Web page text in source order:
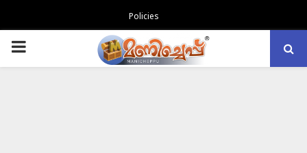
Policies
PRIMARY